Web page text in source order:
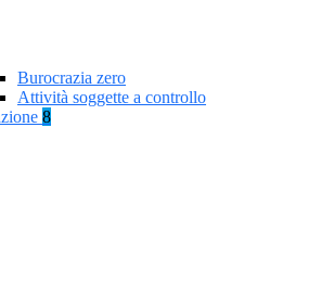
Burocrazia zero
Attività soggette a controllo
8